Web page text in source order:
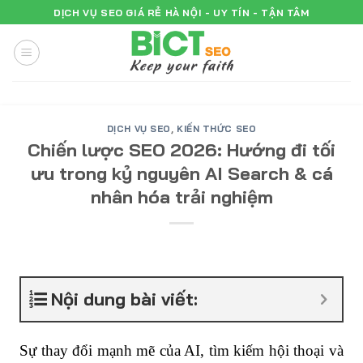
to
content
DỊCH VỤ SEO GIÁ RẺ HÀ NỘI - UY TÍN - TẬN TÂM
DỊCH VỤ SEO , KIẾN THỨC SEO
Chiến lược SEO 2026: Hướng đi tối
ưu trong kỷ nguyên AI Search & cá
nhân hóa trải nghiệm
Nội dung bài viết:
Sự thay đổi mạnh mẽ của AI, tìm kiếm hội thoại và